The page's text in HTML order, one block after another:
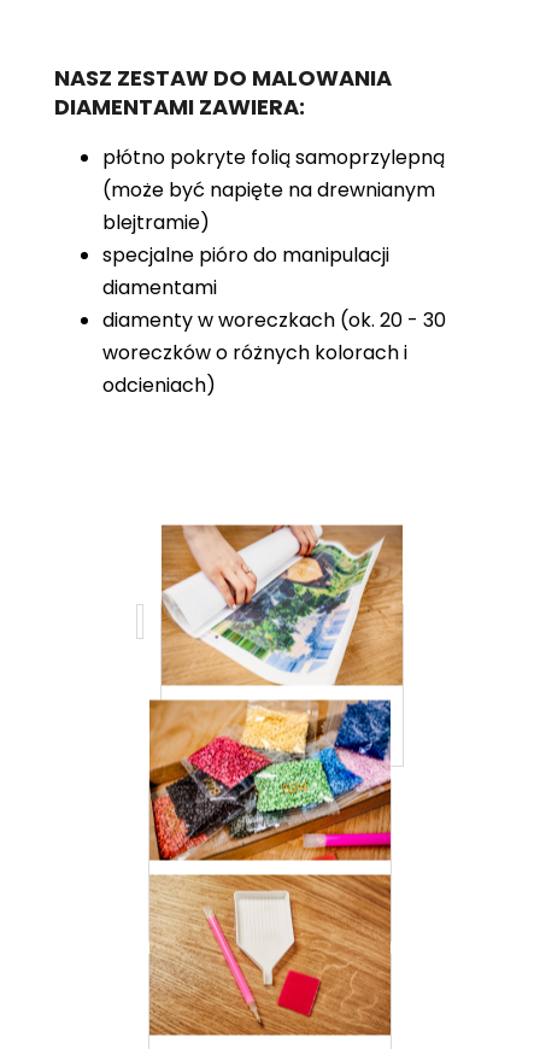
NASZ ZESTAW DO MALOWANIA
DIAMENTAMI ZAWIERA:
płótno pokryte folią samoprzylepną
(może być napięte na drewnianym
blejtramie)
specjalne pióro do manipulacji
diamentami
diamenty w woreczkach (ok. 20 - 30
woreczków o różnych kolorach i
odcieniach)